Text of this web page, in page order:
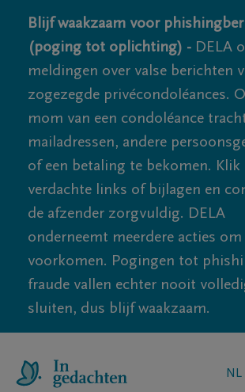
Blijf waakzaam voor
(poging tot oplichting) - DELA
meldingen over valse berichten
zogezegde privécondoléances.
mom van een condoléance
mailadressen, andere
of een betaling te bekomen. Klik
verdachte links of bijlagen en
de afzender zorgvuldig. DELA
onderneemt meerdere acties
voorkomen. Pogingen tot
fraude vallen echter nooit
sluiten, dus blijf waakzaam.
NL